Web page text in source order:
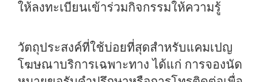
ให้ลงทะเบียนเข้าร่วมกิจกรรมให้ความรู้
วัตถุประสงค์ที่ใช้บ่อยที่สุดสำหรับแคมเปญ
โฆษณาบริการเฉพาะทาง ได้แก่ การจองนัด